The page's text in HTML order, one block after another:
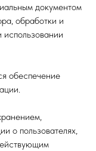
документом
обработки и
обеспечение
о пользователях,